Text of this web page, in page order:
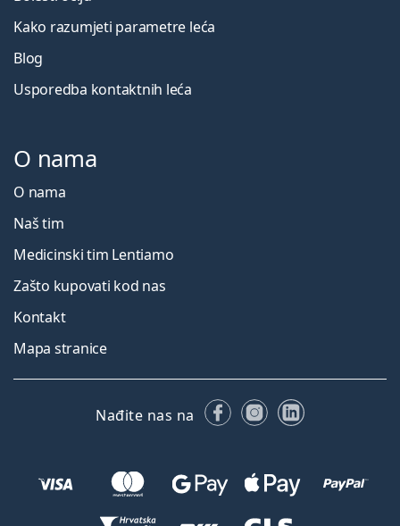
Kako razumjeti parametre leća
Blog
Usporedba kontaktnih leća
O nama
O nama
Naš tim
Medicinski tim Lentiamo
Zašto kupovati kod nas
Kontakt
Mapa stranice
Nađite nas na FacebookuInstagramu
LinkedIn